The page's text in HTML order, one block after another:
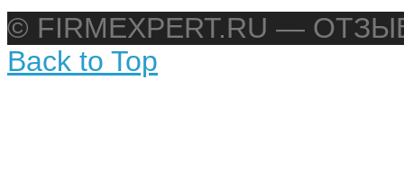
© FIRMEXPERT.RU —
Back to Top